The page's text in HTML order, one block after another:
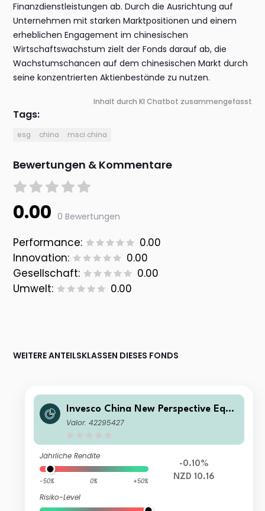
Finanzdienstleistungen ab. Durch die Ausrichtung auf
Unternehmen mit starken Marktpositionen und einem
erheblichen Engagement im chinesischen
Wirtschaftswachstum zielt der Fonds darauf ab, die
Wachstumschancen auf dem chinesischen Markt durch
seine konzentrierten Aktienbestände zu nutzen.
Inhalt durch KI Chatbot zusammengefasst
Tags:
esg china msci china
Bewertungen & Kommentare
0.00 0 Bewertungen
Performance:
0.00
Innovation:
0.00
Gesellschaft:
0.00
Umwelt:
0.00
WEITERE ANTEILSKLASSEN DIESES FONDS
Invesco China New Perspective Equit
y Fund A (NZD Hedged) Accumulatio
Valor: 42295427
Jährliche Rendite
-50% 0% +50%
Risiko-Level
-0.10%
NZD 10.16